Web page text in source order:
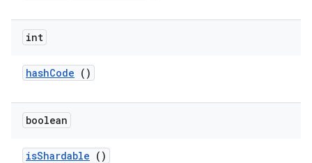
int
hashCode ()
boolean
isShardable ()